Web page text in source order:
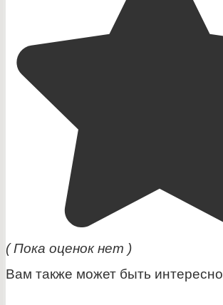
( Пока оценок нет )
Вам также может быть интересно